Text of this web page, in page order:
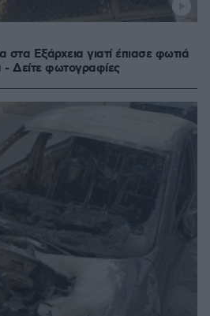
στα Εξάρχεια γιατί έπιασε φωτιά
- Δείτε φωτογραφίες